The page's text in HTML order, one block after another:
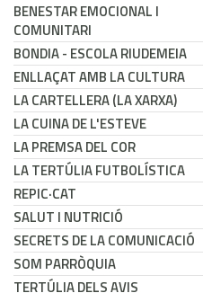
BENESTAR EMOCIONAL I
COMUNITARI
BONDIA - ESCOLA RIUDEMEIA
ENLLAÇAT AMB LA CULTURA
LA CARTELLERA (LA XARXA)
LA CUINA DE L'ESTEVE
LA PREMSA DEL COR
LA TERTÚLIA FUTBOLÍSTICA
REPIC·CAT
SALUT I NUTRICIÓ
SECRETS DE LA COMUNICACIÓ
SOM PARRÒQUIA
TERTÚLIA DELS AVIS